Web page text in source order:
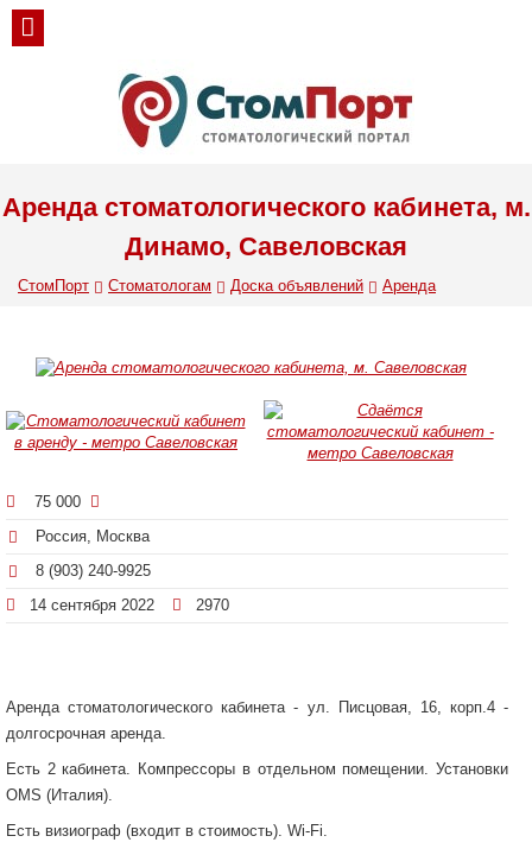
Аренда стоматологического кабинета, м.
Динамо, Савеловская
СтомПорт Стоматологам Доска объявлений Аренда
75 000
Россия, Москва
8 (903) 240-9925
14 сентября 2022
2970
Аренда стоматологического кабинета - ул. Писцовая, 16, корп.4 -
долгосрочная аренда.
Есть 2 кабинета. Компрессоры в отдельном помещении. Установки
OMS (Италия).
Есть визиограф (входит в стоимость). Wi-Fi.